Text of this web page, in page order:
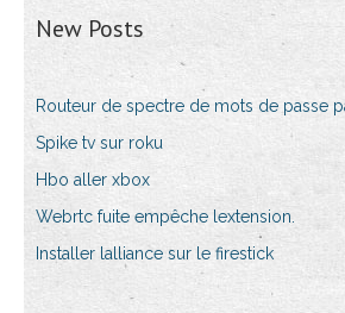
New Posts
Routeur de spectre de mots de passe
Spike tv sur roku
Hbo aller xbox
Webrtc fuite empêche lextension.
Installer lalliance sur le firestick